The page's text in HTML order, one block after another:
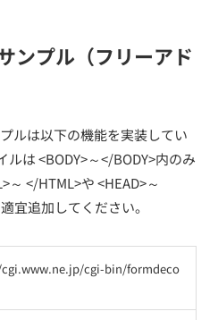
ンプル（フリーアド
ルは以下の機能を実装してい
は <BODY>～</BODY>内のみ
</HTML>や <HEAD>～
宜追加してください。
cgi-bin/formdeco